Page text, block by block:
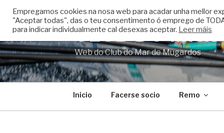
content
CLUB DO
Web do Club do Mar de Mugardos
Inicio Facerse socio Remo
Empregamos cookies na nosa web para acadar unha mellor
"Aceptar todas", das o teu consentimento ó emprego de
para indicar individualmente cal desexas aceptar. Leer máis